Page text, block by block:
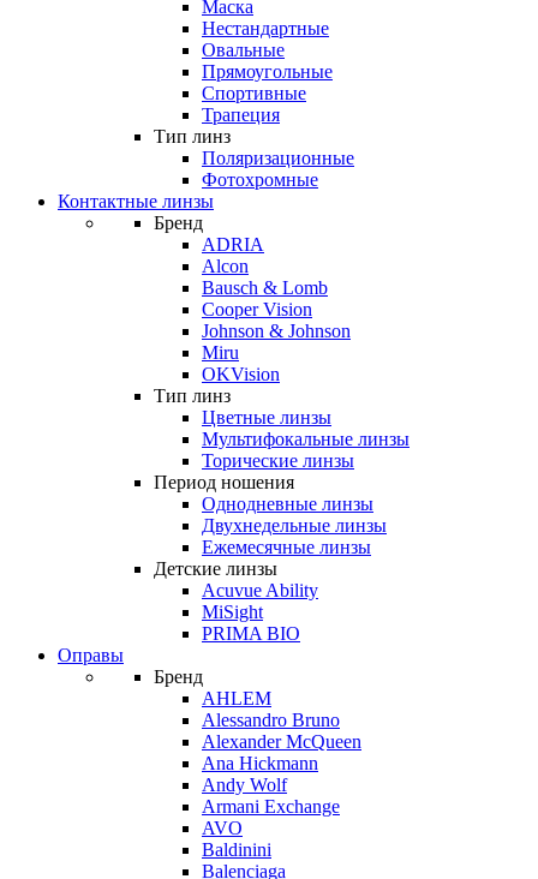
Маска
Нестандартные
Овальные
Прямоугольные
Спортивные
Трапеция
Тип линз
Поляризационные
Фотохромные
Контактные линзы
Бренд
ADRIA
Alcon
Bausch & Lomb
Cooper Vision
Johnson & Johnson
Miru
OKVision
Тип линз
Цветные линзы
Мультифокальные линзы
Торические линзы
Период ношения
Однодневные линзы
Двухнедельные линзы
Ежемесячные линзы
Детские линзы
Acuvue Ability
MiSight
PRIMA BIO
Оправы
Бренд
AHLEM
Alessandro Bruno
Alexander McQueen
Ana Hickmann
Andy Wolf
Armani Exchange
AVO
Baldinini
Balenciaga